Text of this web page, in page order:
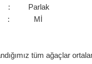
: Parlak
: Mİ
tüm ağaçlar